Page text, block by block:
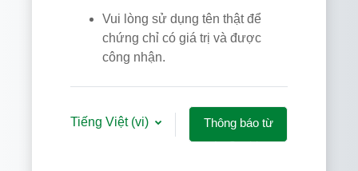
Vui lòng sử dụng tên thật để
chứng chỉ có giá trị và được
công nhận.
Tiếng Việt ‎(vi)‎
Thông báo từ